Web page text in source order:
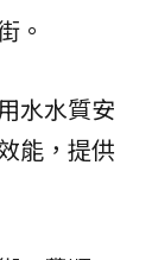
。
水水質安
能，提供